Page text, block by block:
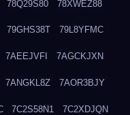
78Q29S80 78XWEZ88
79GHS38T 79L8YFMC
7AEEJVFI 7AGCKJXN
7ANGKL8Z 7AOR3BJY
7C2S58N1 7C2XDJQN